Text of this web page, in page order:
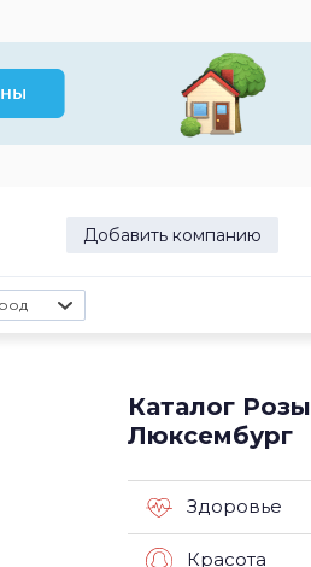
Добавить компанию
Каталог Розы
Люксембург
Здоровье
Красота